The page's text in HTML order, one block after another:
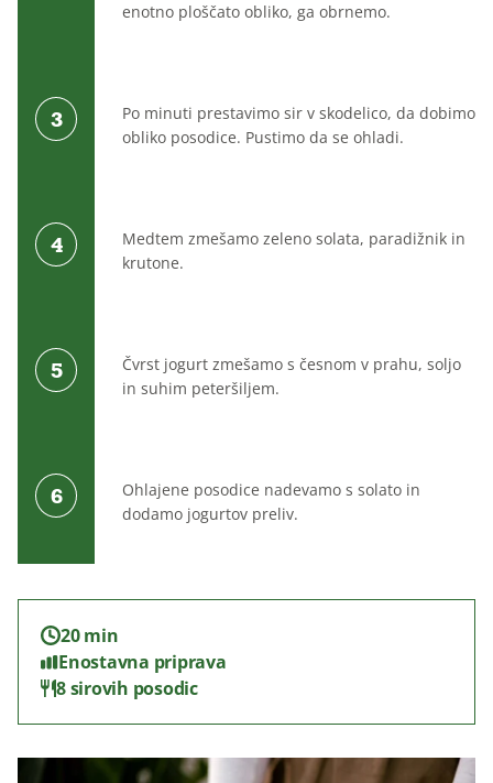
enotno ploščato obliko, ga obrnemo.
Po minuti prestavimo sir v skodelico, da dobimo
obliko posodice. Pustimo da se ohladi.
Medtem zmešamo zeleno solata, paradižnik in
krutone.
Čvrst jogurt zmešamo s česnom v prahu, soljo
in suhim peteršiljem.
Ohlajene posodice nadevamo s solato in
dodamo jogurtov preliv.
20 min
Enostavna priprava
8 sirovih posodic